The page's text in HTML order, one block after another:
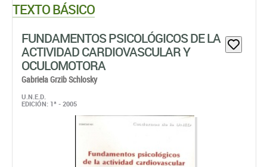
TEXTO BÁSICO
FUNDAMENTOS PSICOLÓGICOS DE LA
ACTIVIDAD CARDIOVASCULAR Y
OCULOMOTORA
Gabriela Grzib Schlosky
U.N.E.D.
EDICIÓN: 1ª - 2005